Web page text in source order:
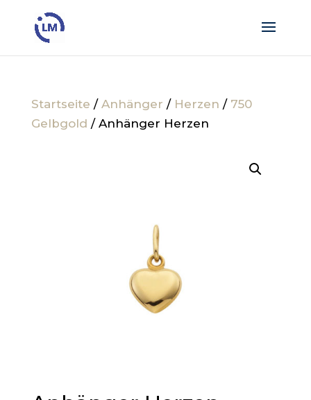
Startseite / Anhänger / Herzen / 750
Gelbgold / Anhänger Herzen